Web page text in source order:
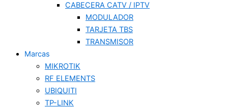
CABECERA CATV / IPTV
MODULADOR
TARJETA TBS
TRANSMISOR
Marcas
MIKROTIK
RF ELEMENTS
UBIQUITI
TP-LINK